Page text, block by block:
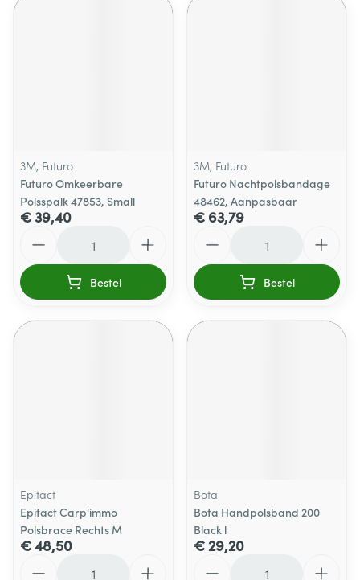
3M, Futuro
Futuro Omkeerbare
Polsspalk 47853, Small
€ 39,40
Bestel
3M, Futuro
Futuro Nachtpolsbandage
48462, Aanpasbaar
€ 63,79
Bestel
Epitact
Epitact Carp'immo
Polsbrace Rechts M
€ 48,50
Bota
Bota Handpolsband 200
Black l
€ 29,20